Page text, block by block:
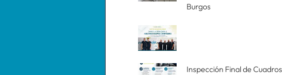
Burgos
Inspección Final de Cuadros